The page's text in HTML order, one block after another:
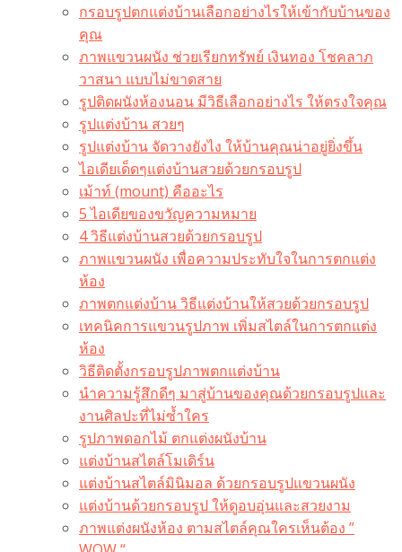
กรอบรูปตกแต่งบ้านเลือกอย่างไรให้เข้ากับบ้านของ
คุณ
ภาพแขวนผนัง ช่วยเรียกทรัพย์ เงินทอง โชคลาภ
วาสนา แบบไม่ขาดสาย
รูปติดผนังห้องนอน มีวิธีเลือกอย่างไร ให้ตรงใจคุณ
รูปแต่งบ้าน สวยๆ
รูปแต่งบ้าน จัดวางยังไง ให้บ้านคุณน่าอยู่ยิ่งขึ้น
ไอเดียเด็ดๆแต่งบ้านสวยด้วยกรอบรูป
เม้าท์ (mount) คืออะไร​
5 ไอเดียของขวัญความหมาย
4 วิธีแต่งบ้านสวยด้วยกรอบรูป
ภาพแขวนผนัง เพื่อความประทับใจในการตกแต่ง
ห้อง
ภาพตกแต่งบ้าน วิธีแต่งบ้านให้สวยด้วยกรอบรูป
เทคนิคการแขวนรูปภาพ เพิ่มสไตล์ในการตกแต่ง
ห้อง
วิธีติดตั้งกรอบรูปภาพตกแต่งบ้าน
นำความรู้สึกดีๆ มาสู่บ้านของคุณด้วยกรอบรูปและ
งานศิลปะที่ไม่ซ้ำใคร
รูปภาพดอกไม้ ตกแต่งผนังบ้าน
แต่งบ้านสไตล์โมเดิร์น
แต่งบ้านสไตล์มินิมอล ด้วยกรอบรูปแขวนผนัง
แต่งบ้านด้วยกรอบรูป ให้ดูอบอุ่นและสวยงาม
ภาพแต่งผนังห้อง ตามสไตล์คุณใครเห็นต้อง ”